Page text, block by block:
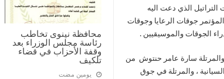
محافظة نينوى تخاطب
رئاسة مجلس الوزراء بعد
وقفة الأحزاب في قضاء
تلكيف
‏يومين مضت
التراتيل الذي دعت اليه
جوقات الرعايا وجوقات
الجوقات والموسيقيين .
والمرتلة سارة عامر حنتوش من
، والمرتلة في جوق